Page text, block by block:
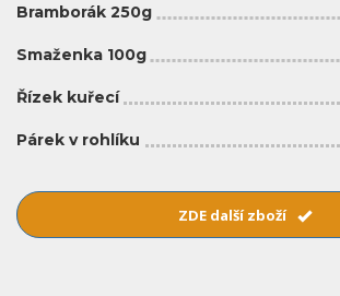
Bramborák 250g
Smaženka 100g
Řízek kuřecí
Párek v rohlíku
ZDE další zboží